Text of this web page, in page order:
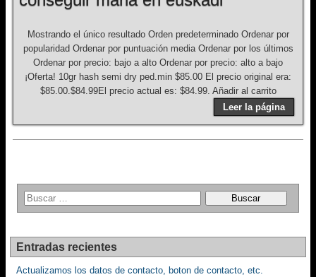
Mostrando el único resultado Orden predeterminado Ordenar por
popularidad Ordenar por puntuación media Ordenar por los últimos
Ordenar por precio: bajo a alto Ordenar por precio: alto a bajo
¡Oferta! 10gr hash semi dry ped.min $85.00 El precio original era:
$85.00.$84.99El precio actual es: $84.99. Añadir al carrito
Leer la página
Entradas recientes
Actualizamos los datos de contacto, boton de contacto, etc.